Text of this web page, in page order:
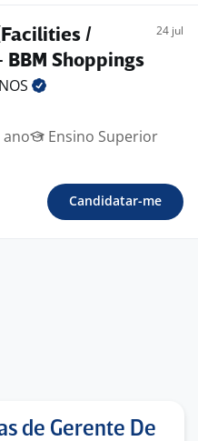
/
Shoppings
24 jul
ano
Ensino Superior
Candidatar-me
de Gerente De